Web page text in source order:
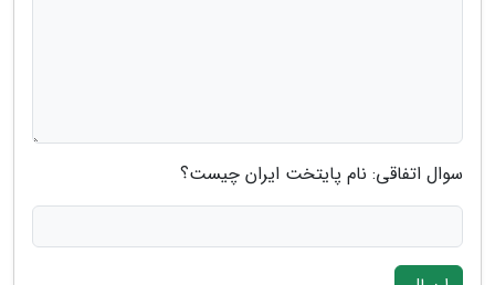
سوال اتفاقی: نام پایتخت ایران چیست؟